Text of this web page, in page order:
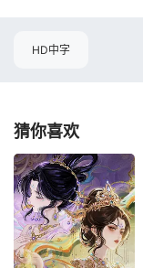
HD中字
猜你喜欢